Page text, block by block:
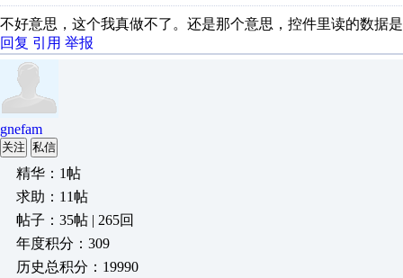
不好意思，这个我真做不了。还是那个意思，控件里读的数据
回复 引用 举报
gnefam
关注 私信
精华：1帖
求助：11帖
帖子：35帖 | 265回
年度积分：309
历史总积分：19990